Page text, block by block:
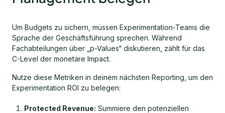
Um Budgets zu sichern, müssen Experimentation-Teams die
Sprache der Geschäftsführung sprechen. Während
Fachabteilungen über „p-Values“ diskutieren, zählt für das
C-Level der monetäre Impact.
Nutze diese Metriken in deinem nächsten Reporting, um den
Experimentation ROI zu belegen:
Protected Revenue: Summiere den potenziellen